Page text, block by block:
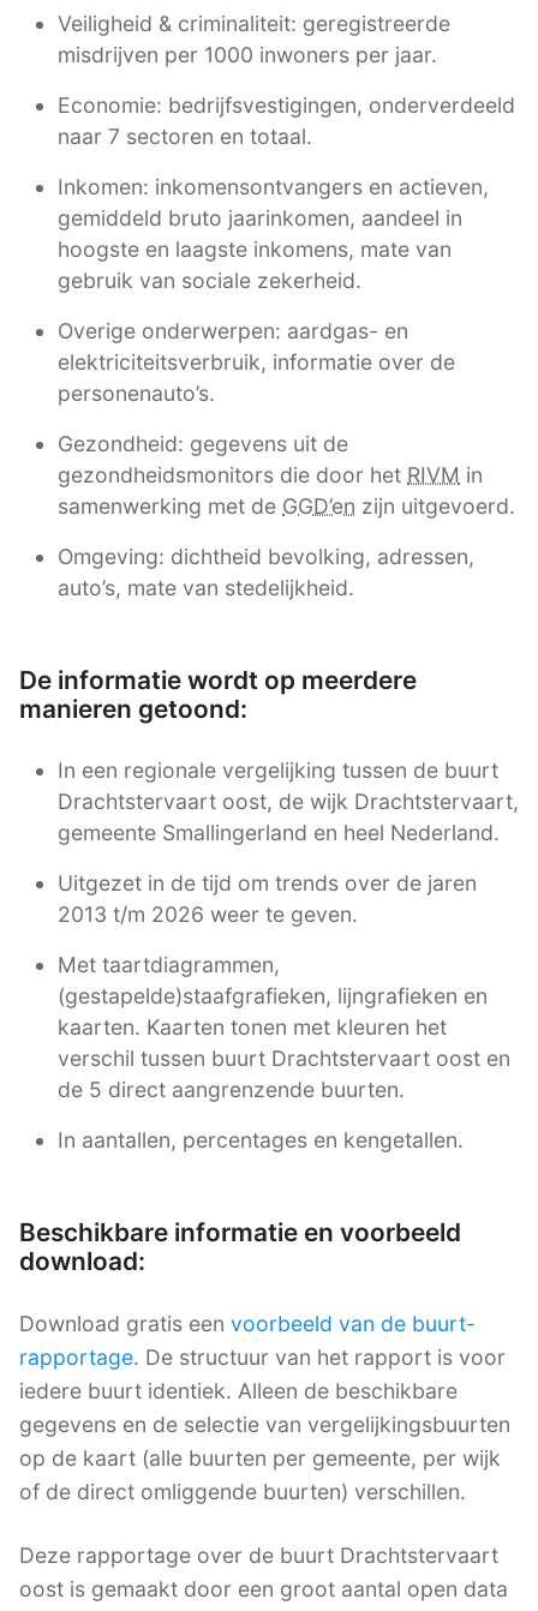
Veiligheid & criminaliteit: geregistreerde
misdrijven per 1000 inwoners per jaar.
Economie: bedrijfsvestigingen, onderverdeeld
naar 7 sectoren en totaal.
Inkomen: inkomensontvangers en actieven,
gemiddeld bruto jaarinkomen, aandeel in
hoogste en laagste inkomens, mate van
gebruik van sociale zekerheid.
Overige onderwerpen: aardgas- en
elektriciteitsverbruik, informatie over de
personenauto’s.
Gezondheid: gegevens uit de
gezondheidsmonitors die door het RIVM in
samenwerking met de GGD’en zijn uitgevoerd.
Omgeving: dichtheid bevolking, adressen,
auto’s, mate van stedelijkheid.
De informatie wordt op meerdere
manieren getoond:
In een regionale vergelijking tussen de buurt
Drachtstervaart oost, de wijk Drachtstervaart,
gemeente Smallingerland en heel Nederland.
Uitgezet in de tijd om trends over de jaren
2013 t/m 2026 weer te geven.
Met taartdiagrammen,
(gestapelde)staafgrafieken, lijngrafieken en
kaarten. Kaarten tonen met kleuren het
verschil tussen buurt Drachtstervaart oost en
de 5 direct aangrenzende buurten.
In aantallen, percentages en kengetallen.
Beschikbare informatie en voorbeeld
download:
Download gratis een voorbeeld van de buurt-
rapportage. De structuur van het rapport is voor
iedere buurt identiek. Alleen de beschikbare
gegevens en de selectie van vergelijkingsbuurten
op de kaart (alle buurten per gemeente, per wijk
of de direct omliggende buurten) verschillen.
Deze rapportage over de buurt Drachtstervaart
oost is gemaakt door een groot aantal open data